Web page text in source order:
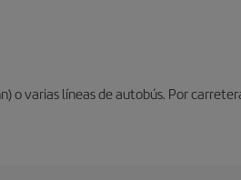
o varias líneas de autobús. Por